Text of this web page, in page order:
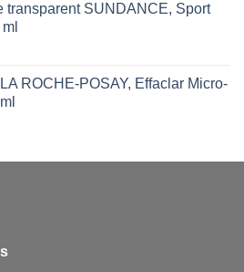
transparent SUNDANCE, Sport
ROCHE-POSAY, Effaclar Micro-